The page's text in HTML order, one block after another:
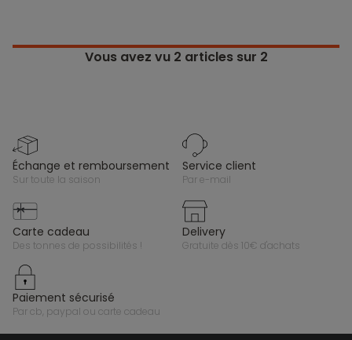
Vous avez vu 2 articles sur 2
échange et remboursement
sur toute la saison
service client
par e-mail
carte cadeau
des tonnes de possibilités !
delivery
gratuite dès 10€ d'achats
paiement sécurisé
par cb, paypal ou carte cadeau